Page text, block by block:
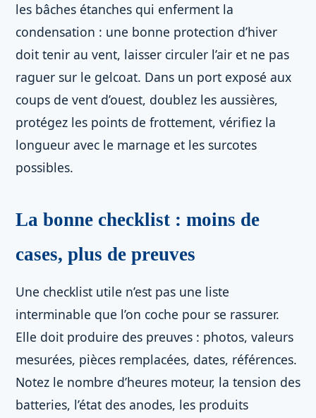
les bâches étanches qui enferment la
condensation : une bonne protection d’hiver
doit tenir au vent, laisser circuler l’air et ne pas
raguer sur le gelcoat. Dans un port exposé aux
coups de vent d’ouest, doublez les aussières,
protégez les points de frottement, vérifiez la
longueur avec le marnage et les surcotes
possibles.
La bonne checklist : moins de
cases, plus de preuves
Une checklist utile n’est pas une liste
interminable que l’on coche pour se rassurer.
Elle doit produire des preuves : photos, valeurs
mesurées, pièces remplacées, dates, références.
Notez le nombre d’heures moteur, la tension des
batteries, l’état des anodes, les produits